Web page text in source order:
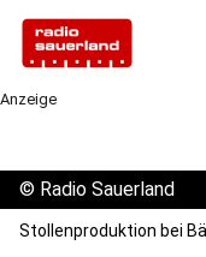
Anzeige
© Radio Sauerland
Stollenproduktion bei